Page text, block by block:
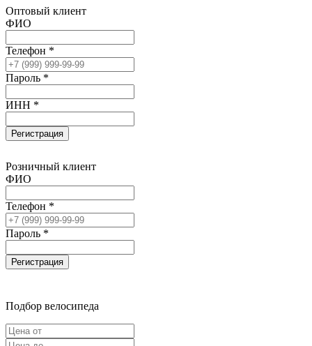
Оптовый клиент
ФИО
Телефон *
Пароль *
ИНН *
Регистрация
Розничный клиент
ФИО
Телефон *
Пароль *
Регистрация
Подбор велосипеда